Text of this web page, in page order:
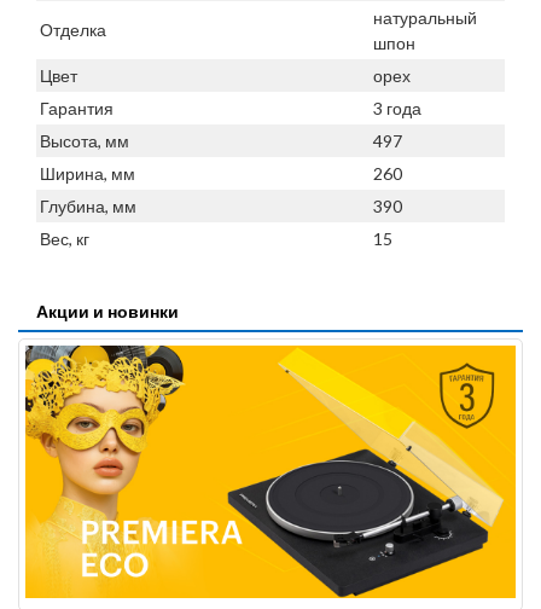
Отделка
натуральный
шпон
Цвет
орех
Гарантия
3 года
Высота, мм
497
Ширина, мм
260
Глубина, мм
390
Вес, кг
15
Акции и новинки